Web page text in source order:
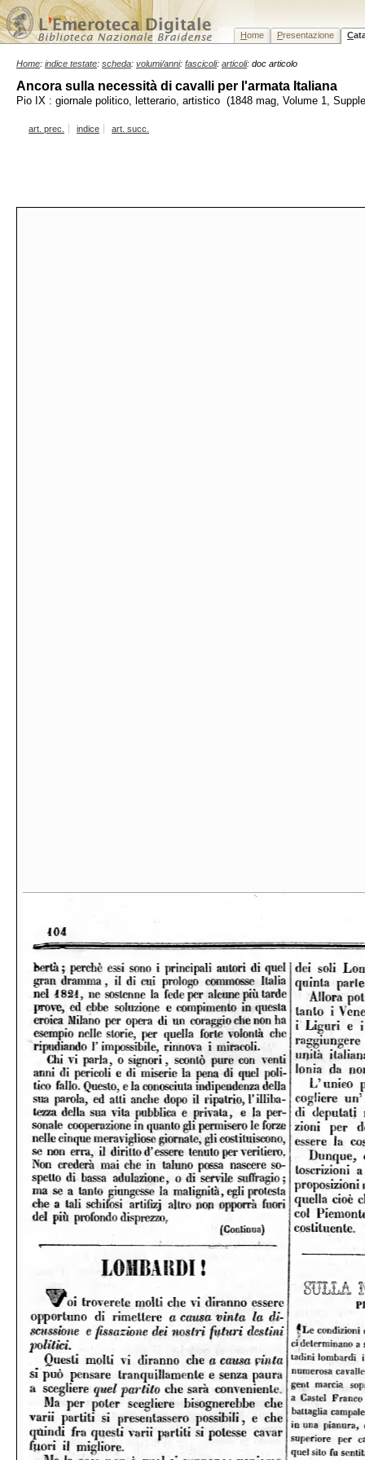
Home Presentazione C
Home: indice testate: scheda: volumi/anni: fascicoli: articoli: doc articolo
Ancora sulla necessità di cavalli per l'armata Italiana
Pio IX : giornale politico, letterario, artistico (1848 mag, Volume 1,
art. prec. indice art. succ.